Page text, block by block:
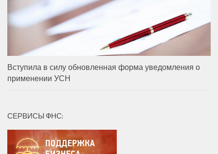
Вступила в силу обновленная форма уведомления о
применении УСН
СЕРВИСЫ ФНС: